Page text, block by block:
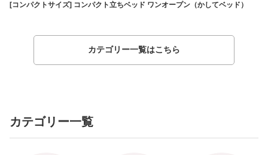
[コンパクトサイズ] コンパクト立ちベッド ワンオープン（かしてベッド）
カテゴリー一覧はこちら
カテゴリー一覧